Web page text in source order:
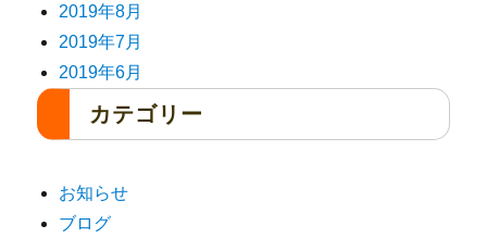
2019年8月
2019年7月
2019年6月
カテゴリー
お知らせ
ブログ